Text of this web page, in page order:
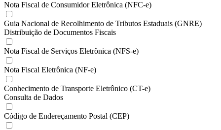
Nota Fiscal de Consumidor Eletrônica (NFC-e)
Guia Nacional de Recolhimento de Tributos Estaduais (GNRE)
Distribuição de Documentos Fiscais
Nota Fiscal de Serviços Eletrônica (NFS-e)
Nota Fiscal Eletrônica (NF-e)
Conhecimento de Transporte Eletrônico (CT-e)
Consulta de Dados
Código de Endereçamento Postal (CEP)